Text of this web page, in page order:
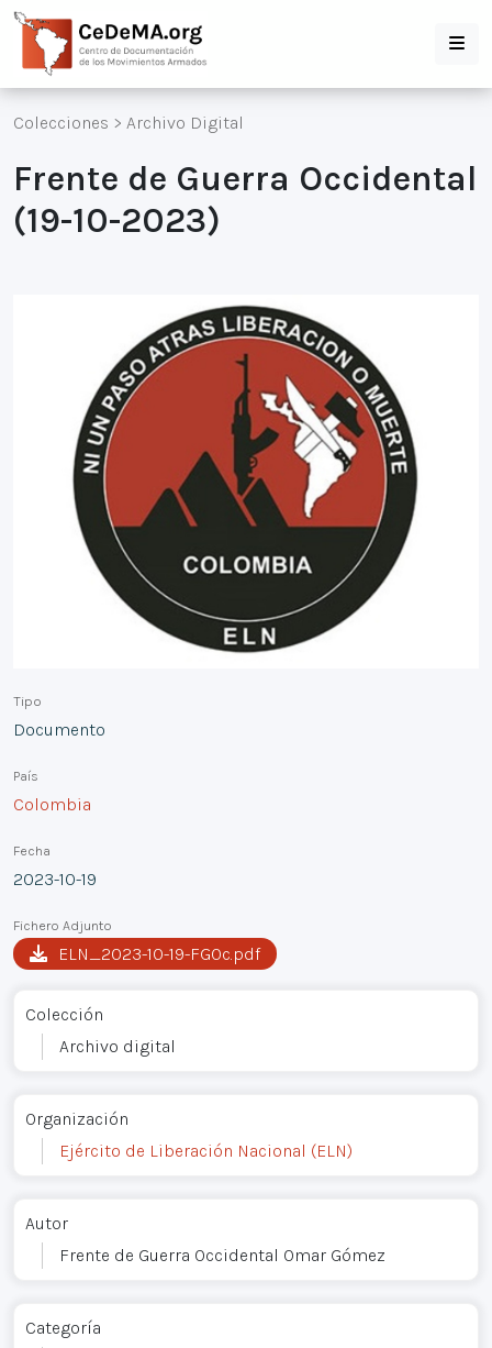
Colecciones > Archivo Digital
Frente de Guerra Occidental
(19-10-2023)
Tipo
Documento
País
Colombia
Fecha
2023-10-19
Fichero Adjunto
ELN_2023-10-19-FGOc.pdf
Colección
Archivo digital
Organización
Ejército de Liberación Nacional (ELN)
Autor
Frente de Guerra Occidental Omar Gómez
Categoría